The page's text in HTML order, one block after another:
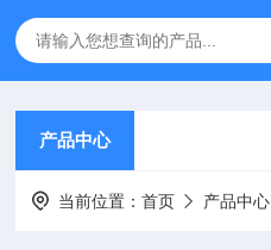
产品中心
当前位置：首页 产品中心